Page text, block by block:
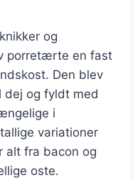
og
porretærte en fast
Den blev
dej og fyldt med
i
variationer
alt fra bacon og
oste.